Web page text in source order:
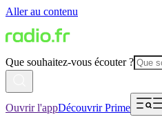
Aller au contenu
Que souhaitez-vous écouter ?
Ouvrir l'appDécouvrir Prime